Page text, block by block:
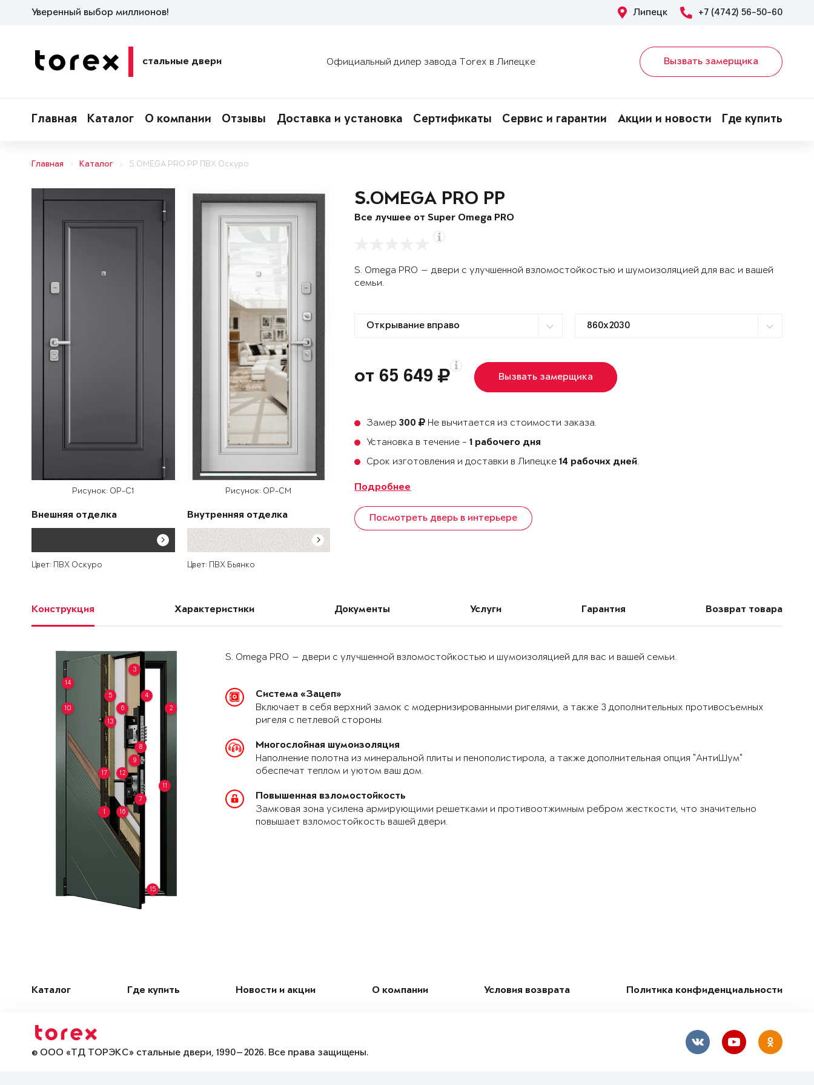
Уверенный выбор миллионов! Липецк +7 (4742) 56-50-60
стальные двери Официальный дилер завода Torex в Липецке Вызвать замерщика
Главная Каталог О компании Отзывы Доставка и установка Сертификаты Сервис и гарантии Акции и новости Где купить
Главная Каталог S.OMEGA PRO PP ПВХ Оскуро
Рисунок: OP-C1
Внешняя отделка
Цвет: ПВХ Оскуро
Рисунок: OP-CM
Внутренняя отделка
Цвет: ПВХ Бьянко
S.OMEGA PRO PP
Все лучшее от Super Omega PRO
S. Omega PRO — двери с улучшенной взломостойкостью и шумоизоляцией для вас и вашей
семьи.
от 65 649 Вызвать замерщика
Замер300
Не вычитается из стоимости заказа.
Установка в течение -1 рабочего дня
Срок изготовления и доставки в Липецке14 рабочих дней.
Подробнее
Посмотреть дверь в интерьере
Конструкция Характеристики Документы Услуги Гарантия Возврат товара
1
2
3
4
5
6
7
8
9
10
11
12
13
14
15
16
17
S. Omega PRO — двери с улучшенной взломостойкостью и шумоизоляцией для вас и вашей семьи.
Система «Зацеп»
Включает в себя верхний замок с модернизированными ригелями, а также 3 дополнительных противосъемных
ригеля с петлевой стороны.
Многослойная шумоизоляция
Наполнение полотна из минеральной плиты и пенополистирола, а также дополнительная опция "АнтиШум"
обеспечат теплом и уютом ваш дом.
Повышенная взломостойкость
Замковая зона усилена армирующими решетками и противоотжимным ребром жесткости, что значительно
повышает взломостойкость вашей двери.
Каталог Где купить Новости и акции О компании Условия возврата Политика конфиденциальности
© ООО «ТД ТОРЭКС» стальные двери, 1990—2026. Все права защищены.